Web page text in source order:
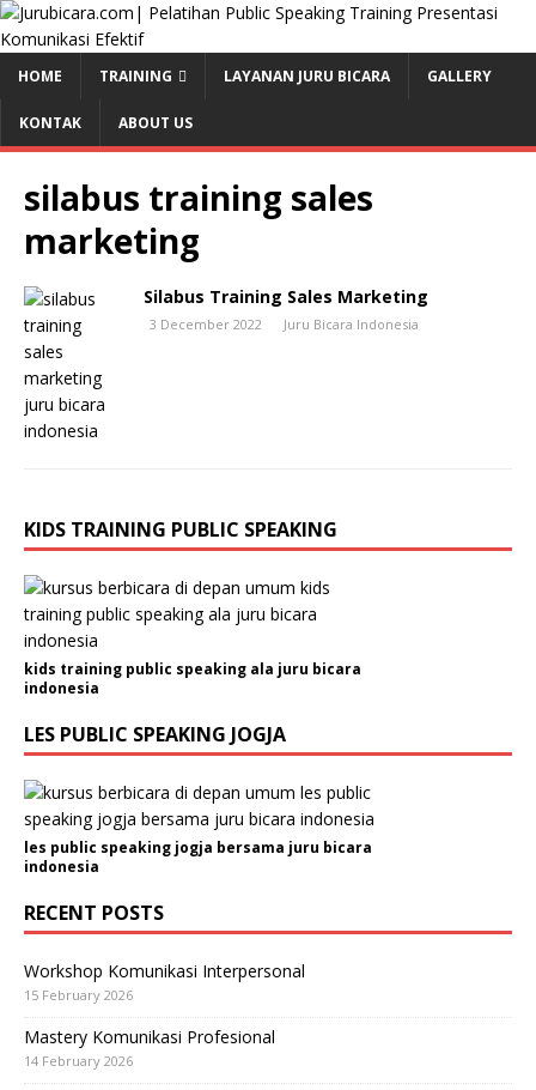
HOME TRAINING LAYANAN JURU BICARA GALLERY
KONTAK ABOUT US
silabus training sales
marketing
Silabus Training Sales Marketing
3 December 2022 Juru Bicara Indonesia
KIDS TRAINING PUBLIC SPEAKING
kids training public speaking ala juru bicara
indonesia
LES PUBLIC SPEAKING JOGJA
les public speaking jogja bersama juru bicara
indonesia
RECENT POSTS
Workshop Komunikasi Interpersonal
15 February 2026
Mastery Komunikasi Profesional
14 February 2026